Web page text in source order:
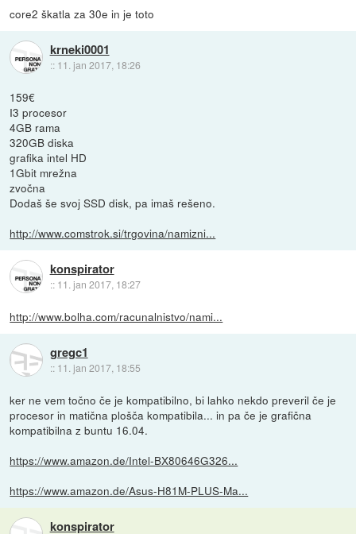
core2 škatla za 30e in je toto
krneki0001
:: 11. jan 2017, 18:26
159€
I3 procesor
4GB rama
320GB diska
grafika intel HD
1Gbit mrežna
zvočna
Dodaš še svoj SSD disk, pa imaš rešeno.
http://www.comstrok.si/trgovina/namizni...
konspirator
:: 11. jan 2017, 18:27
http://www.bolha.com/racunalnistvo/nami...
gregc1
:: 11. jan 2017, 18:55
ker ne vem točno če je kompatibilno, bi lahko nekdo preveril če je
procesor in matična plošča kompatibila... in pa če je grafična
kompatibilna z buntu 16.04.
https://www.amazon.de/Intel-BX80646G326...
https://www.amazon.de/Asus-H81M-PLUS-Ma...
konspirator